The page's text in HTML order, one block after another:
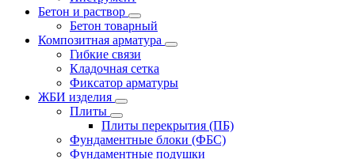
Бетон и раствор
Бетон товарный
Композитная арматура
Гибкие связи
Кладочная сетка
Фиксатор арматуры
ЖБИ изделия
Плиты
Плиты перекрытия (ПБ)
Фундаментные блоки (ФБС)
Фундаментные подушки